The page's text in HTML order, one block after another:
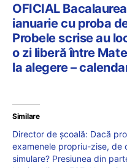
OFICIAL
ianuarie cu proba
Probele scrise au
o zi liberă între
la alegere –
Similare
Director de școală: Dacă
examenele propriu-zise, de
simulare? Presiunea din